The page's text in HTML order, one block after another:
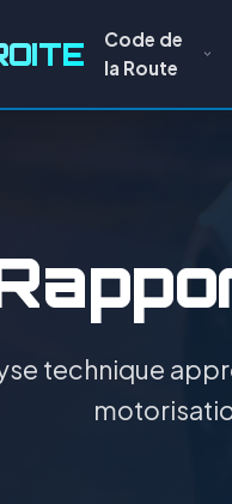
Code de
la Route
technique